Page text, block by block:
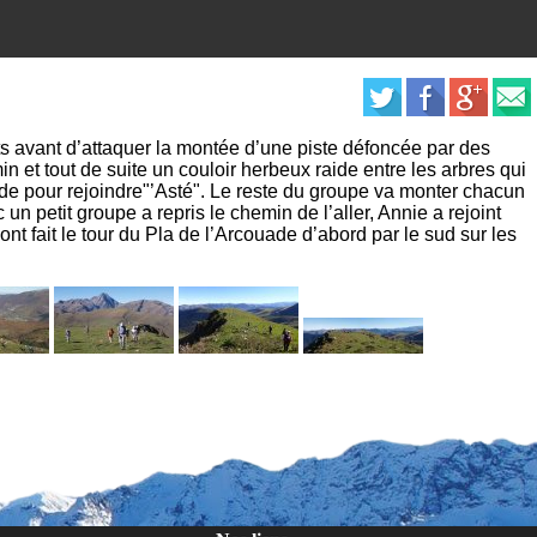
d’attaquer la montée d’une piste défoncée par des
et tout de suite un couloir herbeux raide entre les arbres qui
pour rejoindre"’Asté". Le reste du groupe va monter chacun
petit groupe a repris le chemin de l’aller, Annie a rejoint
fait le tour du Pla de l’Arcouade d’abord par le sud sur les